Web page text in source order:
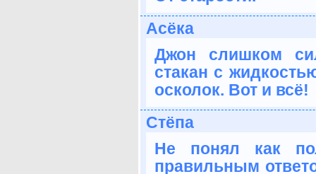
Асёка
Джон слишком
стакан с
осколок. Вот и всё!
Стёпа
Не понял как
правильным